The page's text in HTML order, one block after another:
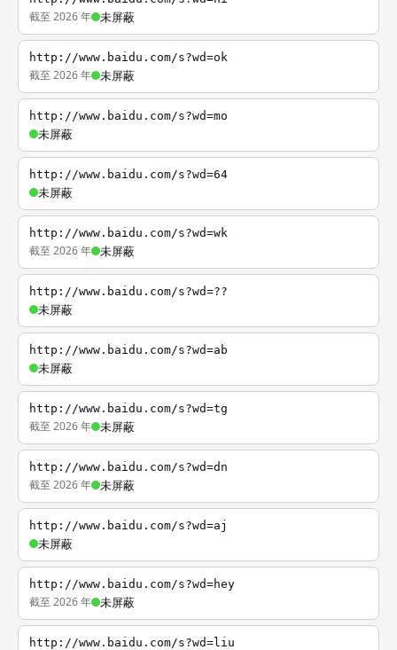
截至 2026 年 未屏蔽
http://www.baidu.com/s?wd=ok
截至 2026 年 未屏蔽
http://www.baidu.com/s?wd=mo
未屏蔽
http://www.baidu.com/s?wd=64
未屏蔽
http://www.baidu.com/s?wd=wk
截至 2026 年 未屏蔽
http://www.baidu.com/s?wd=??
未屏蔽
http://www.baidu.com/s?wd=ab
未屏蔽
http://www.baidu.com/s?wd=tg
截至 2026 年 未屏蔽
http://www.baidu.com/s?wd=dn
截至 2026 年 未屏蔽
http://www.baidu.com/s?wd=aj
未屏蔽
http://www.baidu.com/s?wd=hey
截至 2026 年 未屏蔽
http://www.baidu.com/s?wd=liu